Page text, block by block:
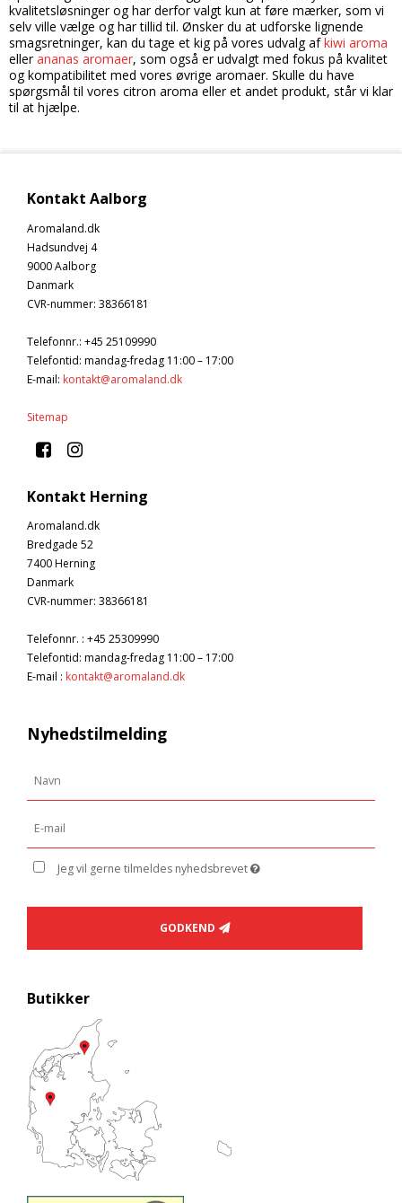
kvalitetsløsninger og har derfor valgt kun at føre mærker, som vi
selv ville vælge og har tillid til. Ønsker du at udforske lignende
smagsretninger, kan du tage et kig på vores udvalg afkiwi aroma
ellerananas aromaer, som også er udvalgt med fokus på kvalitet
og kompatibilitet med vores øvrige aromaer. Skulle du have
spørgsmål til vores citron aroma eller et andet produkt, står vi klar
til at hjælpe.
Kontakt Aalborg
Aromaland.dk
Hadsundvej 4
9000 Aalborg
Danmark
CVR-nummer: 38366181
Telefonnr.: +45 25109990
Telefontid: mandag-fredag 11:00 – 17:00
E-mail: kontakt@aromaland.dk
Sitemap
Kontakt Herning
Aromaland.dk
Bredgade 52
7400 Herning
Danmark
CVR-nummer: 38366181
Telefonnr. : +45 25309990
Telefontid: mandag-fredag 11:00 – 17:00
E-mail : kontakt@aromaland.dk
Nyhedstilmelding
Jeg vil gerne tilmeldes nyhedsbrevet
GODKEND
Butikker